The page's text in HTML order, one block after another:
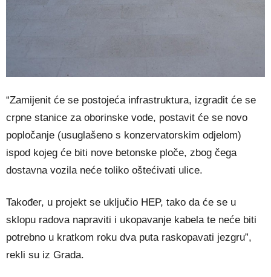
“Zamijenit će se postojeća infrastruktura, izgradit će se
crpne stanice za oborinske vode, postavit će se novo
popločanje (usuglašeno s konzervatorskim odjelom)
ispod kojeg će biti nove betonske ploče, zbog čega
dostavna vozila neće toliko oštećivati ulice.
Također, u projekt se uključio HEP, tako da će se u
sklopu radova napraviti i ukopavanje kabela te neće biti
potrebno u kratkom roku dva puta raskopavati jezgru”,
rekli su iz Grada.